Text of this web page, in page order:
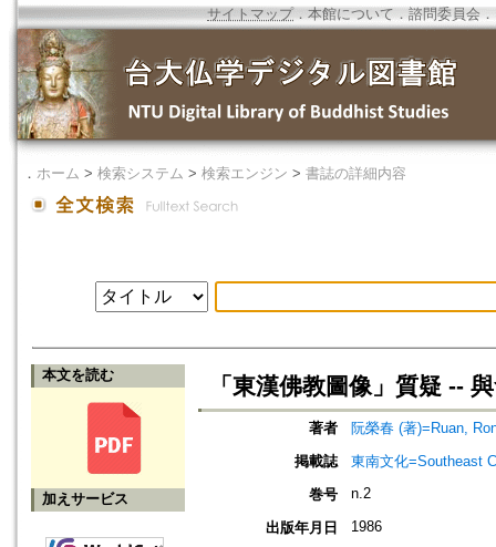
サイトマップ．本館について ． 諮問委員会 ．
． ホーム > 検索システム > 検索エンジン > 書誌の詳細内容
本文を読む
加えサービス
「東漢佛教圖像」質疑 --
著者
阮榮春 (著)=Ruan,
掲載誌
東南文化=Southeast
巻号
n.2
出版年月日 1986